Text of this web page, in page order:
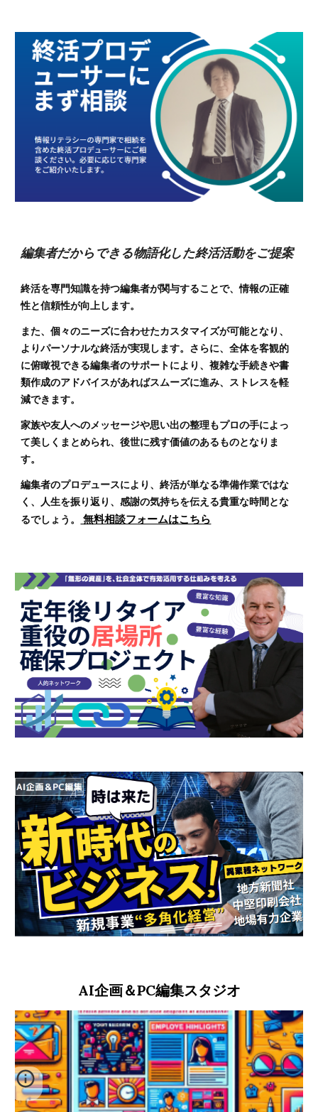
編集者だからできる物語化した終活活動をご提案
終活を専門知識を持つ編集者が関与することで、情報の正確
性と信頼性が向上します。
また、個々のニーズに合わせたカスタマイズが可能となり、
よりパーソナルな終活が実現します。さらに、全体を客観的
に俯瞰視できる編集者のサポートにより、複雑な手続きや書
類作成のアドバイスがあればスムーズに進み、ストレスを軽
減できます。
家族や友人へのメッセージや思い出の整理もプロの手によっ
て美しくまとめられ、後世に残す価値のあるものとなりま
す。
編集者のプロデュースにより、終活が単なる準備作業ではな
く、人生を振り返り、感謝の気持ちを伝える貴重な時間とな
るでしょう。
無料相談フォームはこちら
AI企画＆PC編集スタジオ